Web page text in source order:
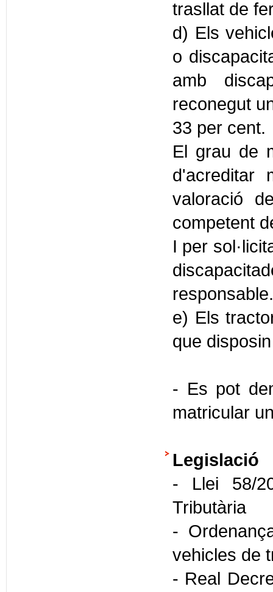
trasllat de
d) Els
o
amb
reconegut
33 per cent.
El grau de
d'acreditar
valoració
competent
I per
responsable.
e) Els
que
- Es pot
matricular
Legislació
- Llei 58/
Tributària
-
vehicles de
- Real